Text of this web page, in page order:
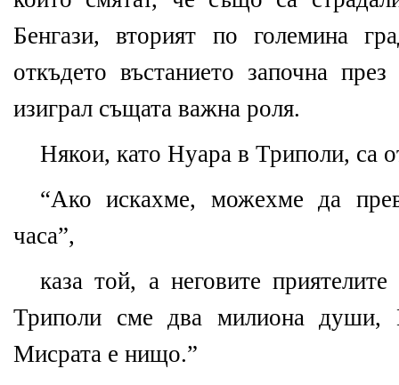
Бенгази, вторият по големина
откъдето въстанието започна
изиграл същата важна роля.
Някои, като Нуара в Триполи, са
“Ако искахме, можехме да
часа”,
каза той, а неговите
Триполи сме два милиона души,
Мисрата е нищо.”